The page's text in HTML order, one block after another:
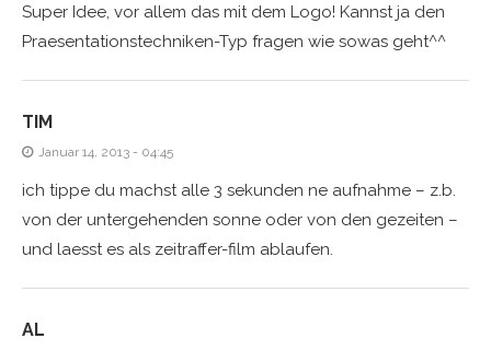
Super Idee, vor allem das mit dem Logo! Kannst ja den
Praesentationstechniken-Typ fragen wie sowas geht^^
TIM
Januar 14, 2013 - 04:45
ich tippe du machst alle 3 sekunden ne aufnahme – z.b.
von der untergehenden sonne oder von den gezeiten –
und laesst es als zeitraffer-film ablaufen.
AL